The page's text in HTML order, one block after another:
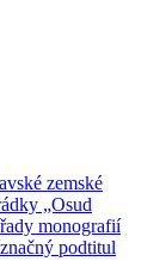
zemské
„Osud
monografií
podtitul